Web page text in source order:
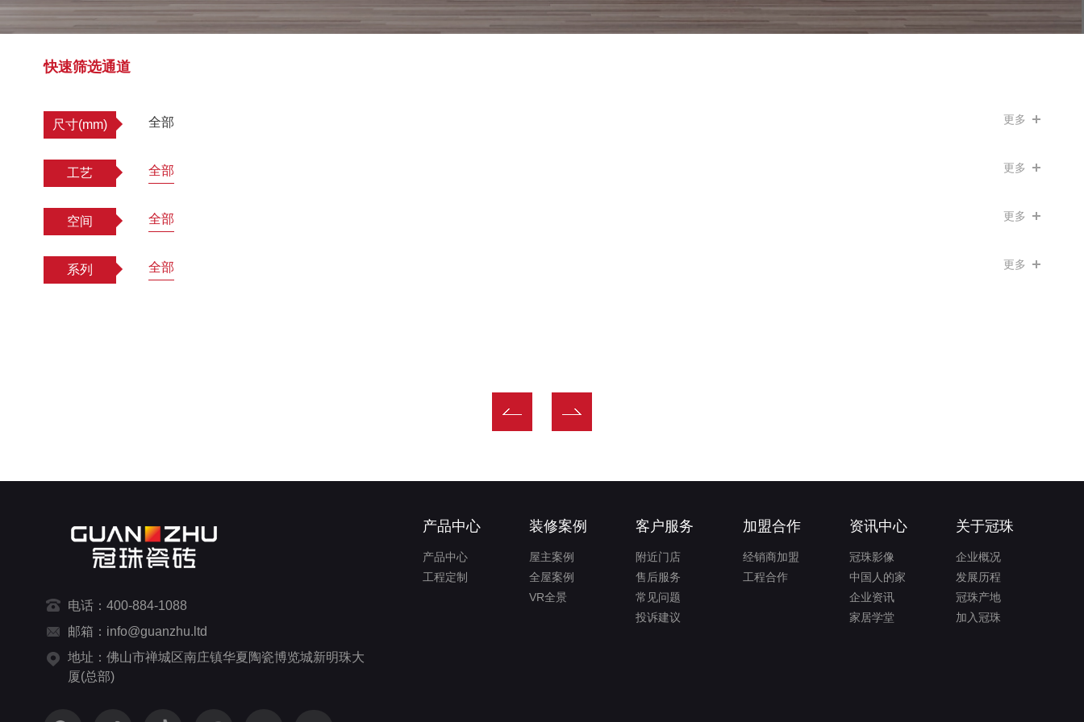
快速筛选通道
更多
尺寸(mm) 全部
更多
工艺 全部
更多
空间 全部
更多
系列 全部
产品中心
产品中心
工程定制
装修案例
屋主案例
全屋案例
VR全景
客户服务
附近门店
售后服务
常见问题
投诉建议
加盟合作
经销商加盟
工程合作
资讯中心
冠珠影像
中国人的家
企业资讯
家居学堂
关于冠珠
企业概况
发展历程
冠珠产地
加入冠珠
电话：400-884-1088
邮箱：info@guanzhu.ltd
地址：佛山市禅城区南庄镇华夏陶瓷博览城新明珠大
厦(总部)